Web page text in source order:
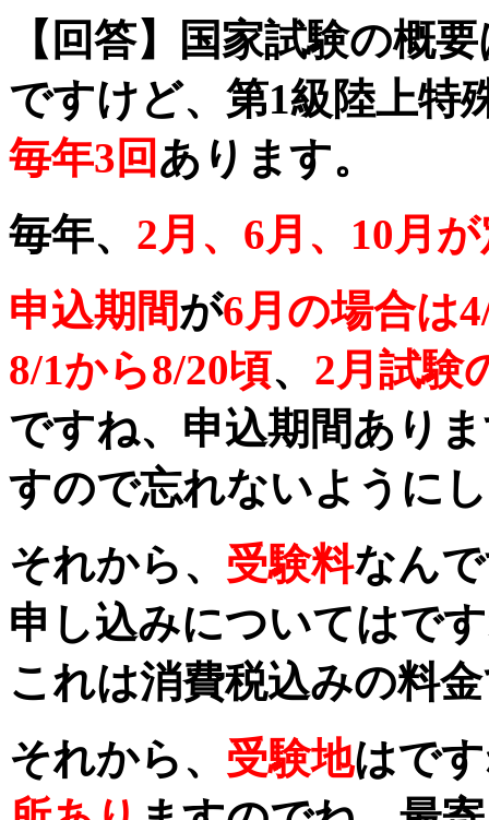
【回答】国家試験の概
ですけど、第1級陸上特
毎年3回 あります。
毎年、 2月、6月、10月
申込期間が6月の場合は
8/1から8/20頃、 2月試験
ですね、申込期間あり
すので忘れないように
それから、 受験料なん
申し込みについてはで
これは消費税込みの料
それから、 受験地はで